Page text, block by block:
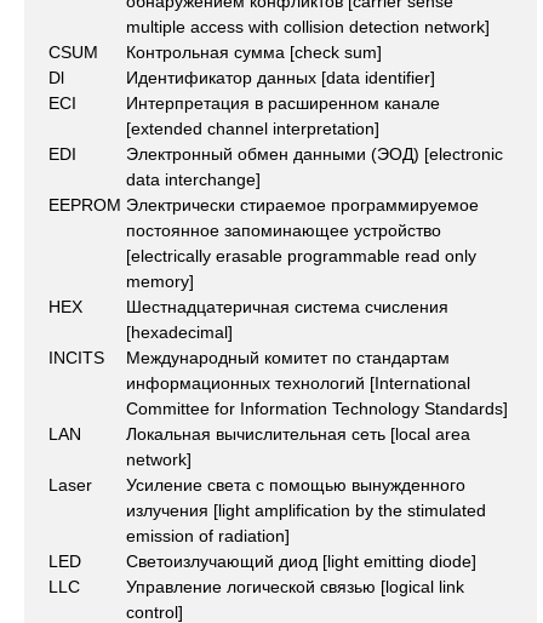
multiple access with collision detection network]
CSUM
Контрольная сумма [check sum]
Dl
Идентификатор данных [data identifier]
ECI
Интерпретация в расширенном канале
[extended channel interpretation]
EDI
Электронный обмен данными (ЭОД) [electronic
data interchange]
EEPROM Электрически стираемое программируемое
постоянное запоминающее устройство
[electrically erasable programmable read only
memory]
HEX
Шестнадцатеричная система счисления
[hexadecimal]
INCITS
Международный комитет по стандартам
информационных технологий [International
Committee for Information Technology Standards]
LAN
Локальная вычислительная сеть [local area
network]
Laser
Усиление света с помощью вынужденного
излучения [light amplification by the stimulated
emission of radiation]
LED
Светоизлучающий диод [light emitting diode]
LLC
Управление логической связью [logical link
control]